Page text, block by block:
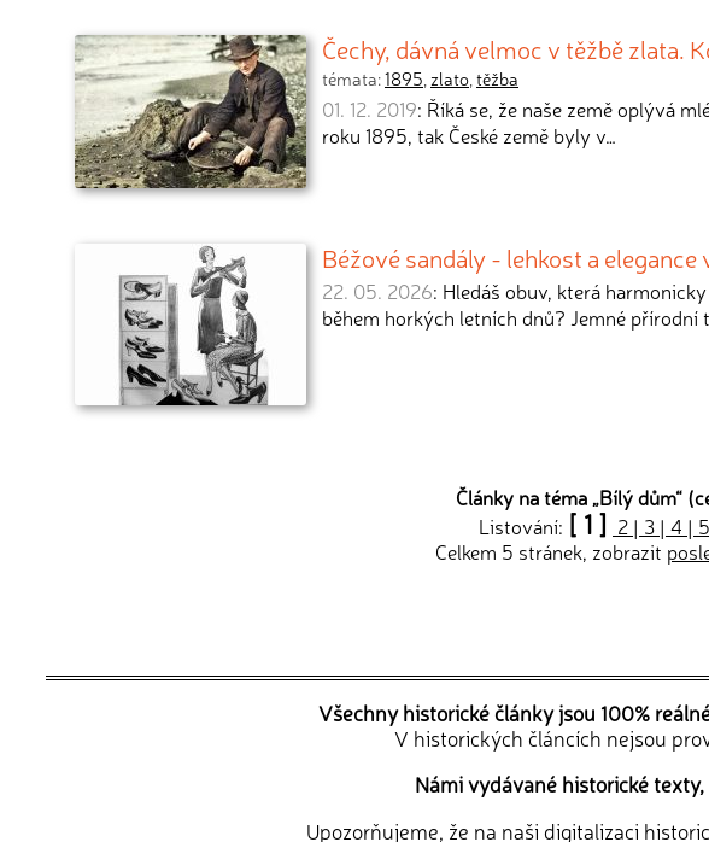
Čechy, dávná velmoc v těžbě zlata.
témata:1895, zlato,těžba
01. 12. 2019: Říká se, že naše země oplývá
roku 1895, tak České země byly v…
Béžové sandály - lehkost a
22. 05. 2026: Hledáš obuv, která
během horkých letních dnů? Jemné přírodní
Články na téma „Bílý dům“
Listování: [ 1 ] 2 | 3 | 4 | 5
Celkem 5 stránek, zobrazit
Všechny historické články jsou 100%
V historických článcích nejsou
Námi vydávané historické
Upozorňujeme, že na naši digitalizaci